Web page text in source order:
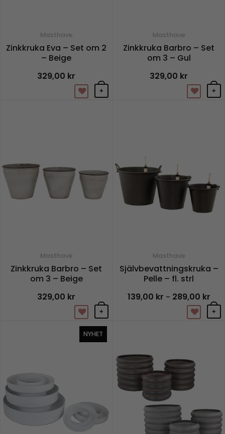
Masthave
Zinkkruka Eva – Set om 2
– Beige
329,00 kr
+
Masthave
Zinkkruka Barbro – Set
om 3 – Gul
329,00 kr
+
Masthave
Zinkkruka Barbro – Set
om 3 – Beige
329,00 kr
+
Masthave
Självbevattningskruka –
Pelle – fl. strl
139,00 kr – 289,00 kr
till
+
olika
NYHET